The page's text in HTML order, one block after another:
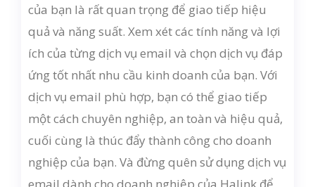
của bạn là rất quan trọng để giao tiếp hiệu
quả và năng suất. Xem xét các tính năng và lợi
ích của từng dịch vụ email và chọn dịch vụ đáp
ứng tốt nhất nhu cầu kinh doanh của bạn. Với
dịch vụ email phù hợp, bạn có thể giao tiếp
một cách chuyên nghiệp, an toàn và hiệu quả,
cuối cùng là thúc đẩy thành công cho doanh
nghiệp của bạn. Và đừng quên sử dụng dịch vụ
email dành cho doanh nghiệp của Halink để